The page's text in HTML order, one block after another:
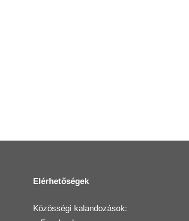
Elérhetőségek
Közösségi kalandozások: